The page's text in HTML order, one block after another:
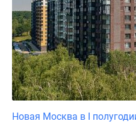
Новая Москва в I